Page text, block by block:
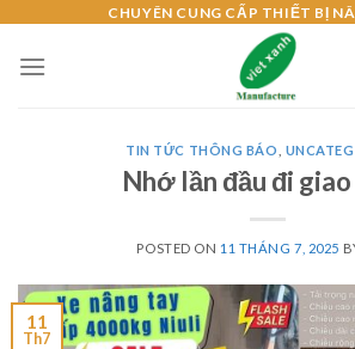
content
CHUYÊN CUNG CẤP THIẾT BỊ
TIN TỨC THÔNG BÁO
Nhớ lần đầu đi
POSTED ON 11 THÁNG 7, 2025
11
Th7